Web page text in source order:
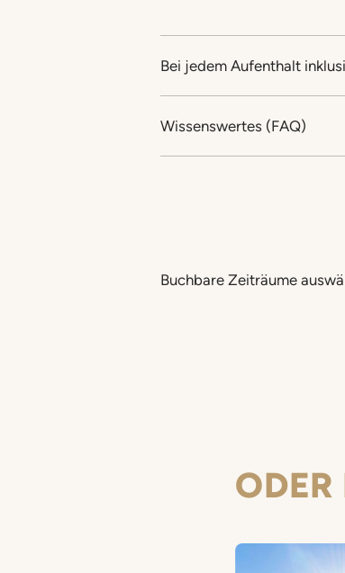
Bei jedem Aufenthalt
Wissenswertes (FAQ)
Buchbare Zeiträume